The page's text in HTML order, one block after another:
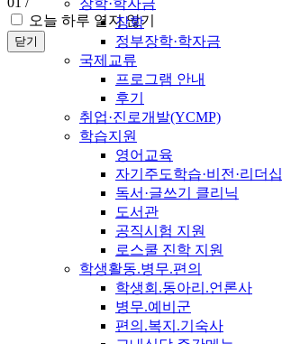
오늘 하루 열지 않기
닫기
장학
정부장학·학자금
국제교류
프로그램 안내
후기
취업·진로개발(YCMP)
학습지원
영어교육
자기주도학습·비전·리더십
독서·글쓰기 클리닉
도서관
공직시험 지원
로스쿨 진학 지원
학생활동.병무.편의
학생회.동아리.언론사
병무.예비군
편의.복지.기숙사